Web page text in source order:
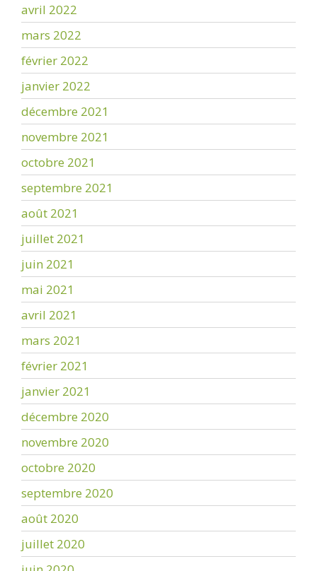
avril 2022
mars 2022
février 2022
janvier 2022
décembre 2021
novembre 2021
octobre 2021
septembre 2021
août 2021
juillet 2021
juin 2021
mai 2021
avril 2021
mars 2021
février 2021
janvier 2021
décembre 2020
novembre 2020
octobre 2020
septembre 2020
août 2020
juillet 2020